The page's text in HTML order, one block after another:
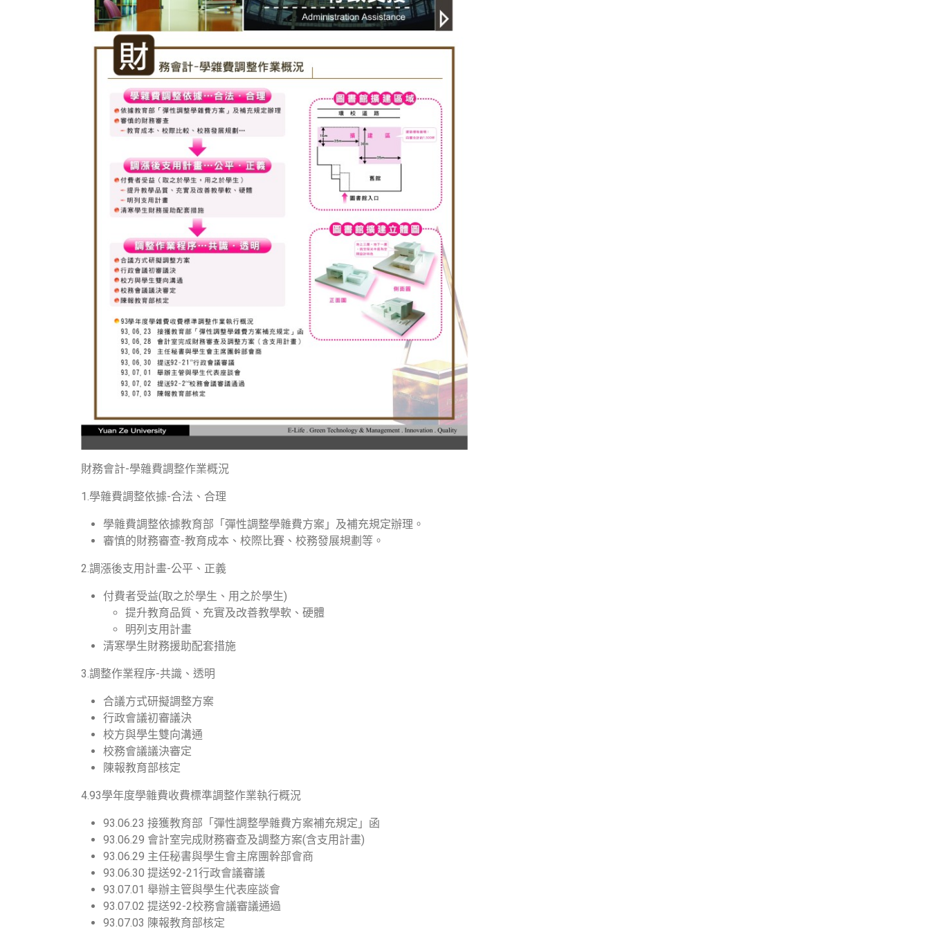
財務會計-學雜費調整作業概況
1.學雜費調整依據-合法、合理
學雜費調整依據教育部「彈性調整學雜費方案」及補充規定辦理。
審慎的財務審查-教育成本、校際比賽、校務發展規劃等。
2.調漲後支用計畫-公平、正義
付費者受益(取之於學生、用之於學生)
提升教育品質、充實及改善教學軟、硬體
明列支用計畫
清寒學生財務援助配套措施
3.調整作業程序-共識、透明
合議方式研擬調整方案
行政會議初審議決
校方與學生雙向溝通
校務會議議決審定
陳報教育部核定
4.93學年度學雜費收費標準調整作業執行概況
93.06.23 接獲教育部「彈性調整學雜費方案補充規定」函
93.06.29 會計室完成財務審查及調整方案(含支用計畫)
93.06.29 主任秘書與學生會主席團幹部會商
93.06.30 提送92-21行政會議審議
93.07.01 舉辦主管與學生代表座談會
93.07.02 提送92-2校務會議審議通過
93.07.03 陳報教育部核定